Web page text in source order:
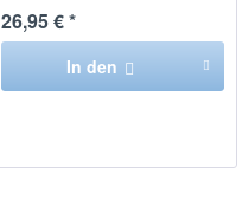
26,95 € *
In den